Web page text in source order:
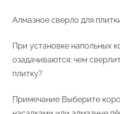
Алмазное сверло для
При установке напольных
озадачиваются: чем
плитку?
Примечание Выберите